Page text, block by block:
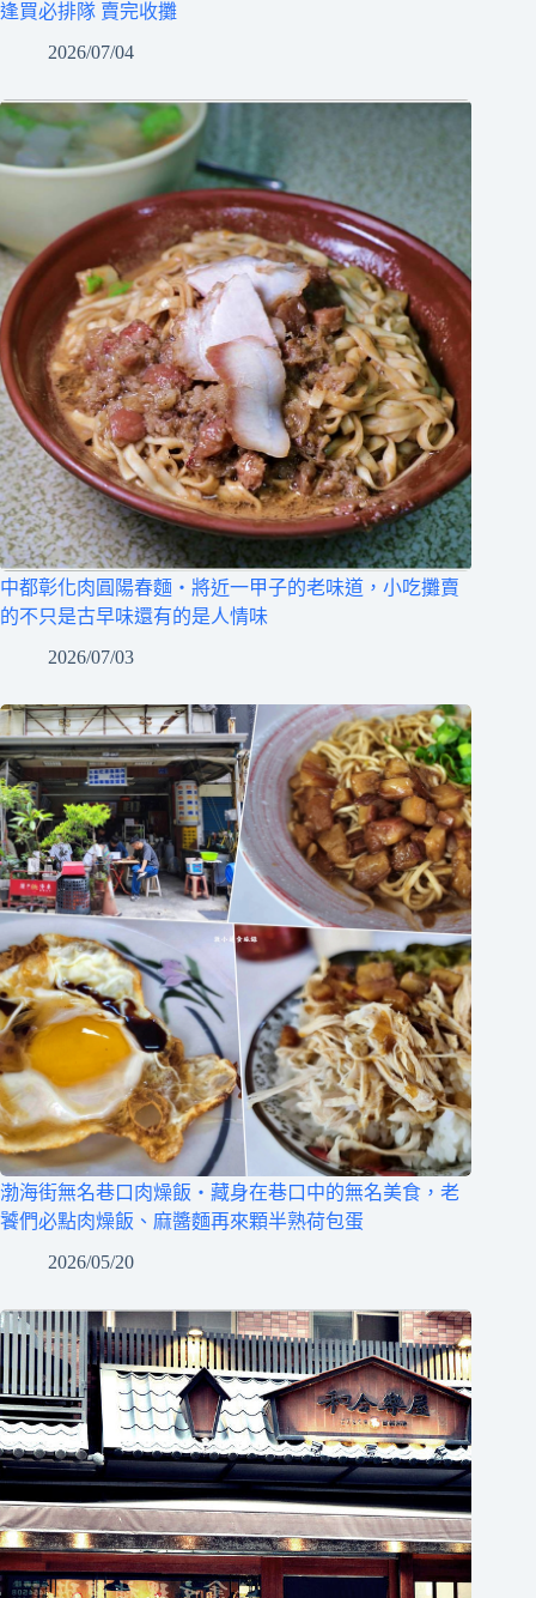
逢買必排隊 賣完收攤
2026/07/04
中都彰化肉圓陽春麵‧將近一甲子的老味道，小吃攤賣
的不只是古早味還有的是人情味
2026/07/03
渤海街無名巷口肉燥飯‧藏身在巷口中的無名美食，老
饕們必點肉燥飯、麻醬麵再來顆半熟荷包蛋
2026/05/20